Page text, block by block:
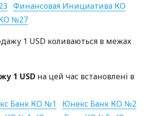
Финансовая Инициатива КО
№27
1 USD коливаються в межах
1 USD на цей час встановлені в
Банк КО №1
Юнекс Банк КО №2